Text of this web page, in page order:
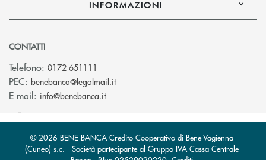
INFORMAZIONI
CONTATTI
Telefono: 0172 651111
PEC: benebanca@legalmail.it(si apre l’app di posta elettronica)
E-mail: info@benebanca.it(si apre l’app di posta elettronica)
© 2026 BENE BANCA Credito Cooperativo di Bene Vagienna
(Cuneo) s.c. - Società partecipante al Gruppo IVA Cassa Centrale